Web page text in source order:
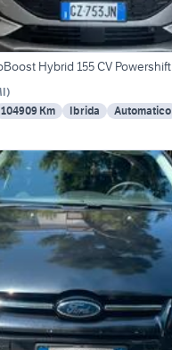
Hybrid 155 CV Powershift
)
104909 Km Ibrida Automatico